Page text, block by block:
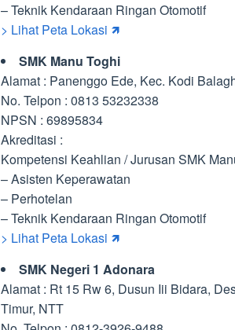
– Teknik Kendaraan Ringan Otomotif
> Lihat Peta Lokasi 🡽
SMK Manu Toghi
Alamat : Panenggo Ede, Kec. Kodi
No. Telpon : 0813 53232338
NPSN : 69895834
Akreditasi :
Kompetensi Keahlian / Jurusan SMK
– Asisten Keperawatan
– Perhotelan
– Teknik Kendaraan Ringan Otomotif
> Lihat Peta Lokasi 🡽
SMK Negeri 1 Adonara
Alamat : Rt 15 Rw 6, Dusun Iii Bidara,
Timur, NTT